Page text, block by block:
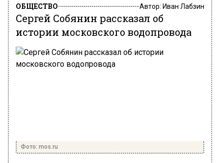
ОБЩЕСТВО Автор: Иван Лабзин
Сергей Собянин рассказал об
истории московского водопровода
Фото: mos.ru